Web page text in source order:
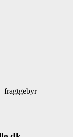
fragtgebyr